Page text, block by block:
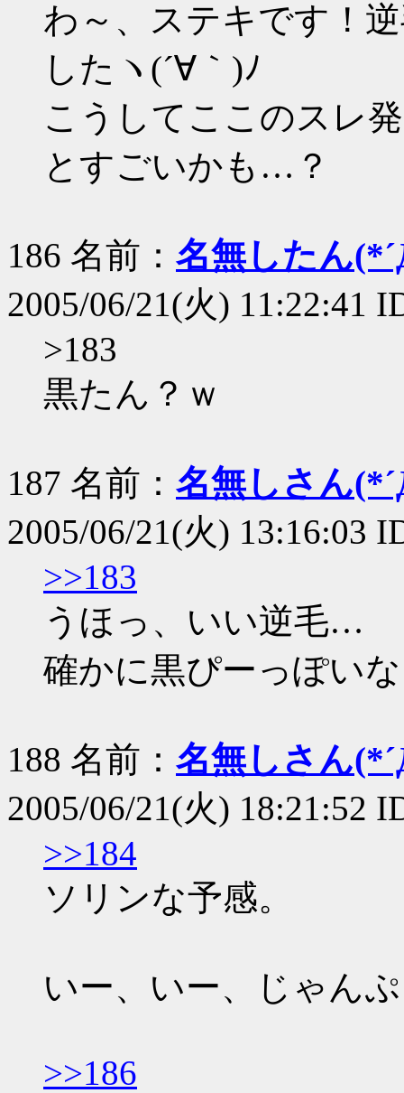
わ～、ステキです！
したヽ(´∀｀)ﾉ
こうしてここのスレ
とすごいかも…？
186 名前： 名無したん
2005/06/21(火) 11:22:41
>183
黒たん？ｗ
187 名前： 名無しさん
2005/06/21(火) 13:16:03
>>183
うほっ、いい逆毛…
確かに黒ぴーっぽい
188 名前： 名無しさん
2005/06/21(火) 18:21:52
>>184
ソリンな予感。
いー、いー、じゃん
>>186